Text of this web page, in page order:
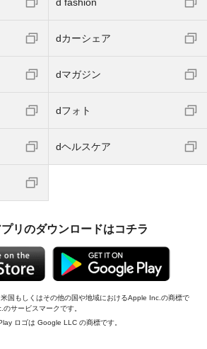
dカーシェア
dマガジン
dフォト
dヘルスケア
リのダウンロードはコチラ
国もしくはその他の国や地域におけるApple Inc.の商標で
サービスマークです。
ロゴは Google LLC の商標です。